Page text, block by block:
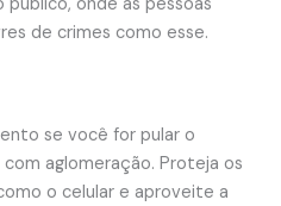
de crimes como esse.
se você for pular o
aglomeração. Proteja os
o celular e aproveite a